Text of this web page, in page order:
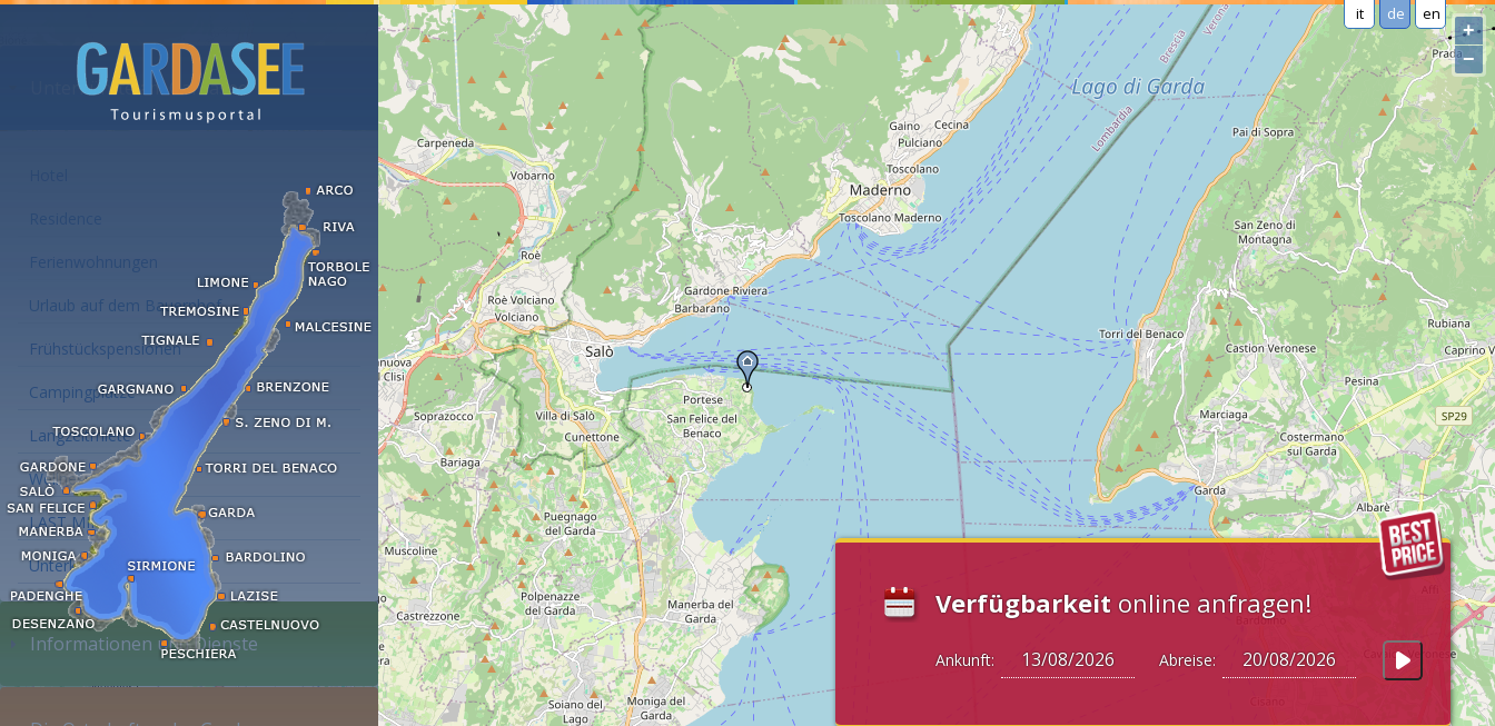
it de en
Verfügbarkeit online anfragen!
Ankunft: Abreise:
+
−
Unterkünfte am Gardasee
Ferienwohnungen
Urlaub auf dem Bauernhof
Frühstückspensionen
Campingplätze
Langzeitmiete
Wellness Hotel
LAST MINUTE
Unterkunft suchen...
Informationen und Dienste